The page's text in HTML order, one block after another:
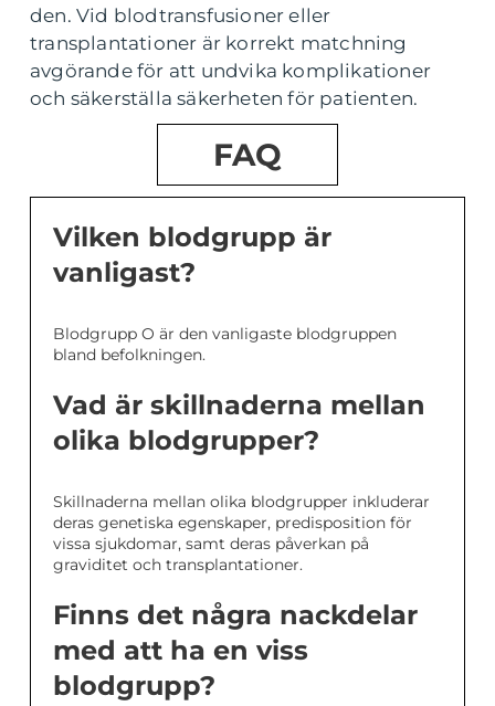
den. Vid blodtransfusioner eller
transplantationer är korrekt matchning
avgörande för att undvika komplikationer
och säkerställa säkerheten för patienten.
FAQ
Vilken blodgrupp är
vanligast?
Blodgrupp O är den vanligaste blodgruppen
bland befolkningen.
Vad är skillnaderna mellan
olika blodgrupper?
Skillnaderna mellan olika blodgrupper inkluderar
deras genetiska egenskaper, predisposition för
vissa sjukdomar, samt deras påverkan på
graviditet och transplantationer.
Finns det några nackdelar
med att ha en viss
blodgrupp?